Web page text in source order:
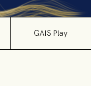
GAIS Play